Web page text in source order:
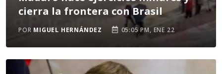
cierra la frontera con Brasil
POR MIGUEL HERNÁNDEZ 05:05 PM, ENE 22